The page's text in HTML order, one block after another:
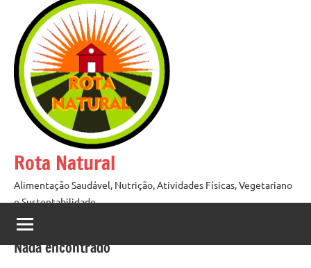
conteúdo
Rota Natural
Alimentação Saudável, Nutrição, Atividades Físicas, Vegetariano
e Sustentabilidade
Nada encontrado